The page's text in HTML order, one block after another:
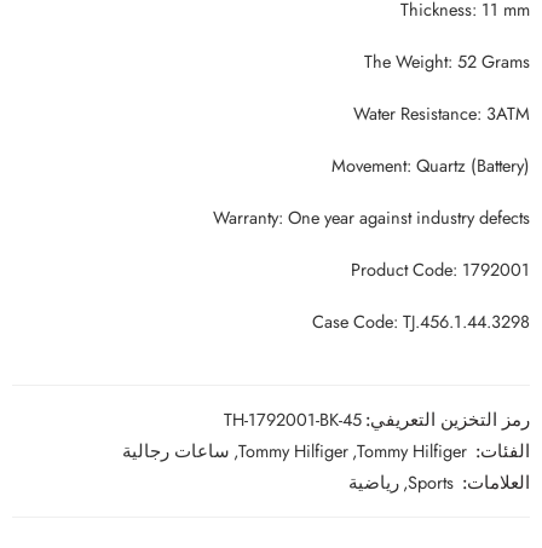
Thickness: 11 mm
The Weight: 52 Grams
Water Resistance: 3ATM
Movement: Quartz (Battery)
Warranty: One year against industry defects
Product Code: 1792001
Case Code: TJ.456.1.44.3298
رمز التخزين التعريفي:TH-1792001-BK-45
الفئات: Tommy Hilfiger
,
Tommy Hilfiger
, ساعات رجالية
العلامات: Sports
,رياضية